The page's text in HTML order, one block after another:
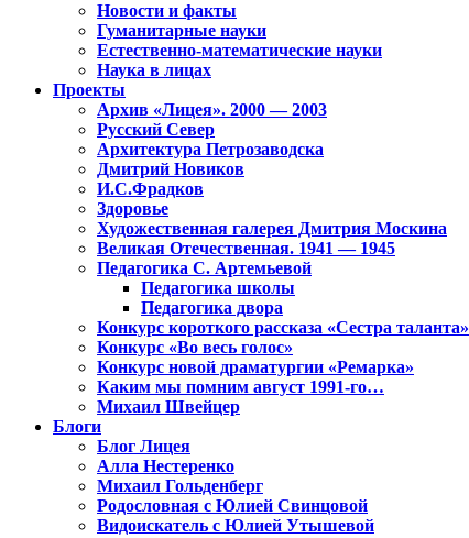
Новости и факты
Гуманитарные науки
Естественно-математические науки
Наука в лицах
Проекты
Архив «Лицея». 2000 — 2003
Русский Север
Архитектура Петрозаводска
Дмитрий Новиков
И.С.Фрадков
Здоровье
Художественная галерея Дмитрия Москина
Великая Отечественная. 1941 — 1945
Педагогика С. Артемьевой
Педагогика школы
Педагогика двора
Конкурс короткого рассказа «Сестра таланта»
Конкурс «Во весь голос»
Конкурс новой драматургии «Ремарка»
Каким мы помним август 1991-го…
Михаил Швейцер
Блоги
Блог Лицея
Алла Нестеренко
Михаил Гольденберг
Родословная с Юлией Свинцовой
Видоискатель с Юлией Утышевой